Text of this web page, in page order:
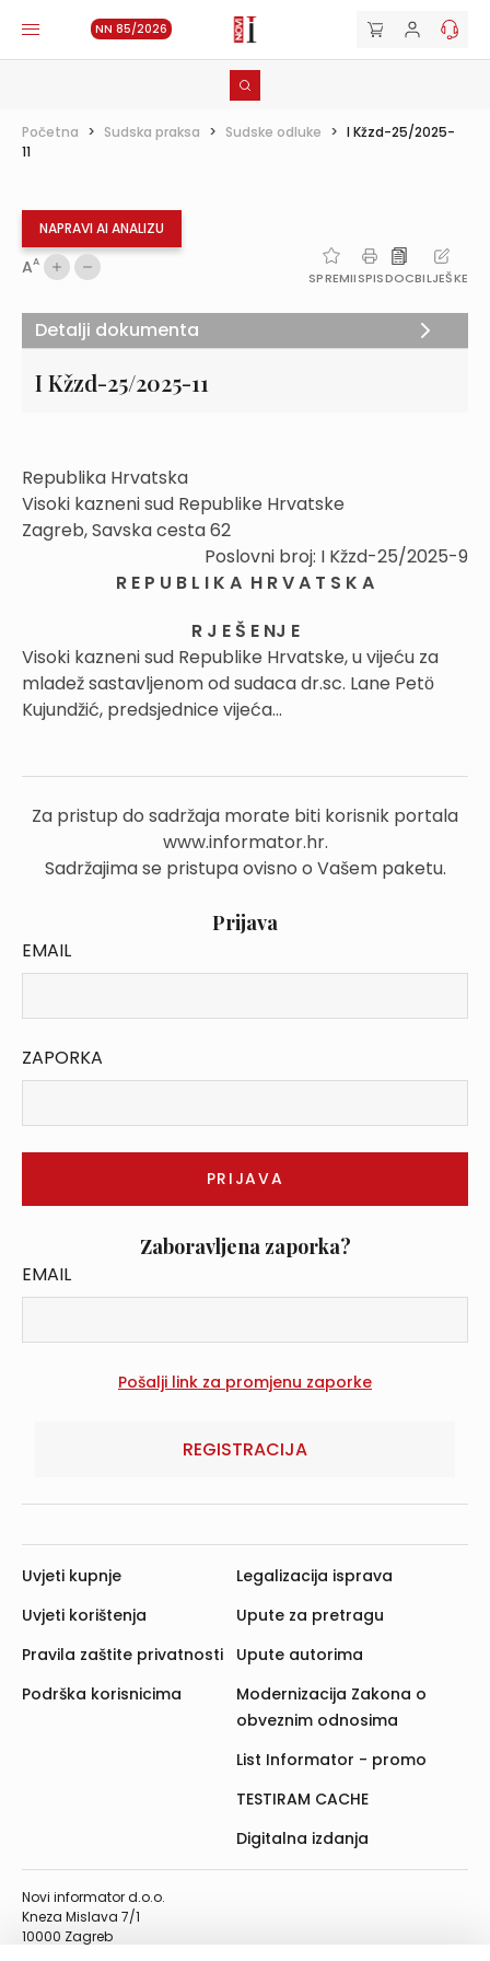
NN 85/2026
Početna > Sudska praksa > Sudske odluke > I Kžzd-25/2025-
11
NAPRAVI AI ANALIZU
AA
SPREMIISPISDOCBILJEŠKE
I Kžzd-25/2025-11
Republika Hrvatska
Visoki kazneni sud Republike Hrvatske
Zagreb, Savska cesta 62
Poslovni broj: I Kžzd-25/2025-9
R E P U B L I K A H R V A T S K A
R J E Š E NJ E
Visoki kazneni sud Republike Hrvatske, u vijeću za
mladež sastavljenom od sudaca dr.sc. Lane Petӧ
Kujundžić, predsjednice vijeća...
Za pristup do sadržaja morate biti korisnik portala
www.informator.hr.
Sadržajima se pristupa ovisno o Vašem paketu.
Prijava
EMAIL
ZAPORKA
Zaboravljena zaporka?
EMAIL
REGISTRACIJA
Detalji dokumenta
Novi informator d.o.o.
Kneza Mislava 7/1
10000 Zagreb
Uvjeti kupnje
Uvjeti korištenja
Pravila zaštite privatnosti
Podrška korisnicima
Legalizacija isprava
Upute za pretragu
Upute autorima
Modernizacija Zakona o
obveznim odnosima
List Informator - promo
TESTIRAM CACHE
Digitalna izdanja